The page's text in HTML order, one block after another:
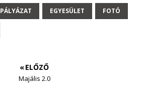
PÁLYÁZAT EGYESÜLET FOTÓ
« ELŐZŐ
Majális 2.0